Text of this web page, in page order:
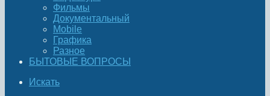
Фильмы
Документальный
Mobile
Графика
Разное
БЫТОВЫЕ ВОПРОСЫ
Искать